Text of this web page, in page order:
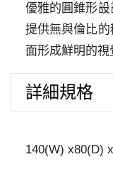
優雅的圓錐形設
提供無與倫比的
面形成鮮明的視
詳細規格
140(W) x80(D)